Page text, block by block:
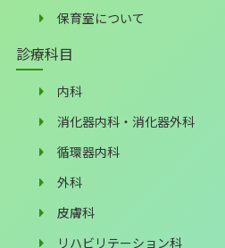
保育室について
診療科目
内科
消化器内科・消化器外科
循環器内科
外科
皮膚科
リハビリテーション科